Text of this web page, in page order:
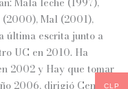
(2000),Mal (2001),
última escrita junto a
UC en 2010. Ha
2002 y Hay que tomar
2006, dirigió Cenizas
CLP